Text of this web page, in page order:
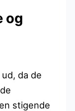
og
da de
stigende